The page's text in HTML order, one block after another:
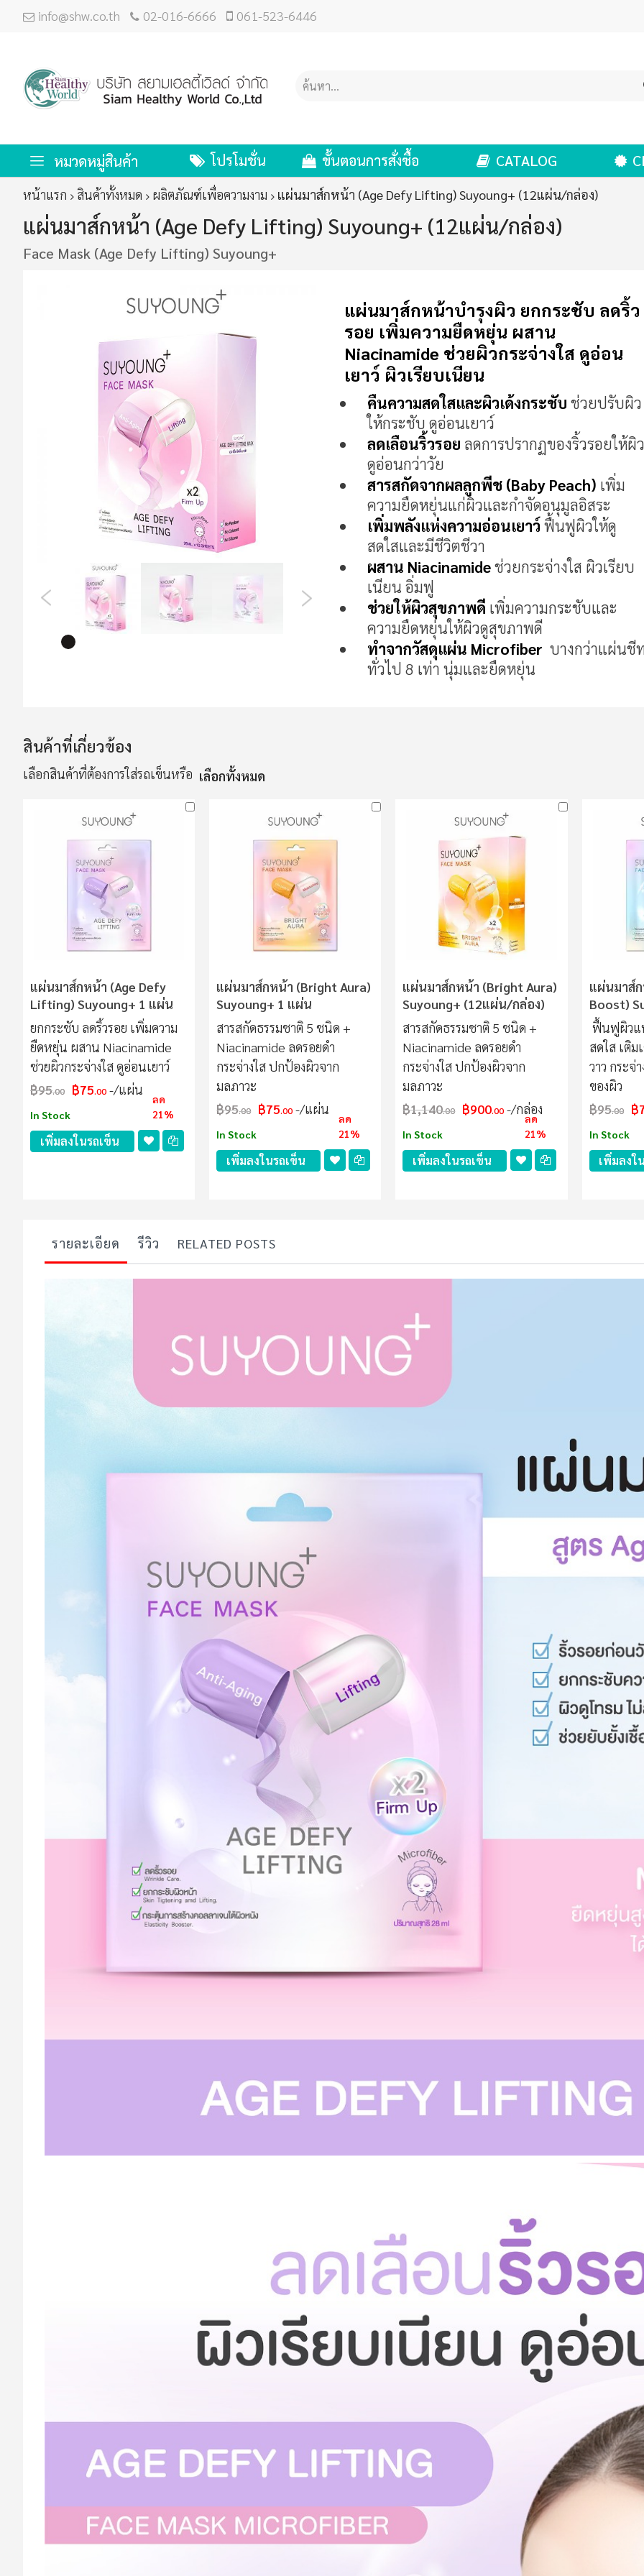
info@shw.co.th 02-016-6666 061-523-6446
หมวดหมู่สินค้า โปรโมชั่น ขั้นตอนการสั่งซื้อ CATALOG
หน้าแรก สินค้าทั้งหมด ผลิตภัณฑ์เพื่อความงาม แผ่นมาส์กหน้า (Age Defy Lifting) Suyoung+ (12แผ่น/กล่อง)
แผ่นมาส์กหน้า (Age Defy Lifting) Suyoung+ (12แผ่น/กล่อง)
Face Mask (Age Defy Lifting) Suyoung+
ส่วน
เริ่ม
ต้น
แผ่นมาส์กหน้าบำรุงผิว ยกกระชับ ลดริ้ว
รอย เพิ่มความยืดหยุ่น ผสาน
Niacinamide ช่วยผิวกระจ่างใส ดูอ่อน
เยาว์ ผิวเรียบเนียน
คืนความสดใสและผิวเด้งกระชับ ช่วยปรับผิว
ให้กระชับ ดูอ่อนเยาว์
ลดเลือนริ้วรอย ลดการปรากฏของริ้วรอยให้ผิว
ดูอ่อนกว่าวัย
สารสกัดจากผลลูกพีช (Baby Peach) เพิ่ม
ความยืดหยุ่นแก่ผิวและกำจัดอนุมูลอิสระ
เพิ่มพลังแห่งความอ่อนเยาว์ ฟื้นฟูผิวให้ดู
สดใสและมีชีวิตชีวา
ผสาน Niacinamideช่วยกระจ่างใส ผิวเรียบ
เนียน อิ่มฟู
ช่วยให้ผิวสุขภาพดี เพิ่มความกระชับและ
ความยืดหยุ่นให้ผิวดูสุขภาพดี
ทำจากวัสดุแผ่น Microfiber บางกว่าแผ่นชี
ทั่วไป 8 เท่า นุ่มและยืดหยุ่น
สินค้าที่เกี่ยวข้อง
เลือกสินค้าที่ต้องการใส่รถเข็นหรือ เลือกทั้งหมด
แผ่นมาส์กหน้า (Age Defy
Lifting) Suyoung+ 1 แผ่น
ยกกระชับ ลดริ้วรอย เพิ่มความ
ยืดหยุ่น ผสาน Niacinamide
ช่วยผิวกระจ่างใส ดูอ่อนเยาว์
฿95.00 ฿75.00 /แผ่น
In Stock
ลด
21%
เพิ่มลงในรถเข็น
แผ่นมาส์กหน้า (Bright Aura)
Suyoung+ 1 แผ่น
สารสกัดธรรมชาติ 5 ชนิด +
Niacinamide ลดรอยดำ
กระจ่างใส ปกป้องผิวจาก
มลภาวะ
฿95.00 ฿75.00 /แผ่น
In Stock
ลด
21%
เพิ่มลงในรถเข็น
แผ่นมาส์กหน้า (Bright Aura)
Suyoung+ (12แผ่น/กล่อง)
สารสกัดธรรมชาติ 5 ชนิด +
Niacinamide ลดรอยดำ
กระจ่างใส ปกป้องผิวจาก
มลภาวะ
฿1,140.00 ฿900.00 /กล่อง
In Stock
ลด
21%
เพิ่มลงในรถเข็น
แผ่นมาส์
Boost)
ฟื้นฟูผิวแ
สดใส เติ
วาว กระจ่
ของผิว
฿95.00 ฿
In Stock
เพิ่มลงใ
รายละเอียด รีวิว RELATED POSTS